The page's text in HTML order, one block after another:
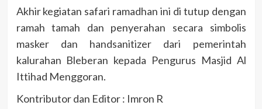
Akhir kegiatan safari ramadhan ini di tutup dengan
ramah tamah dan penyerahan secara simbolis
masker dan handsanitizer dari pemerintah
kalurahan Bleberan kepada Pengurus Masjid Al
Ittihad Menggoran.
Kontributor dan Editor : Imron R